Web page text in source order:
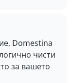
Domestina
чисти
за вашето